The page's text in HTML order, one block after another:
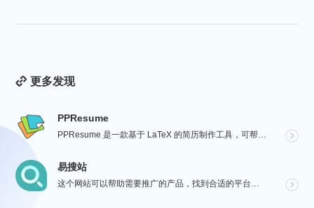
更多发现
PPResume
PPResume 是一款基于 LaTeX 的简历制作工具，可帮助用户在几分钟内快速制作精美、排版良好...
易搜站
这个网站可以帮助需要推广的产品，找到合适的平台进行沟通与投放，通过【预览图】与【SEO 流量数据】展...